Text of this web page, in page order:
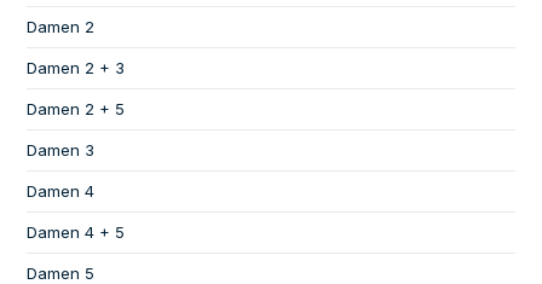
Damen 2
Damen 2 + 3
Damen 2 + 5
Damen 3
Damen 4
Damen 4 + 5
Damen 5